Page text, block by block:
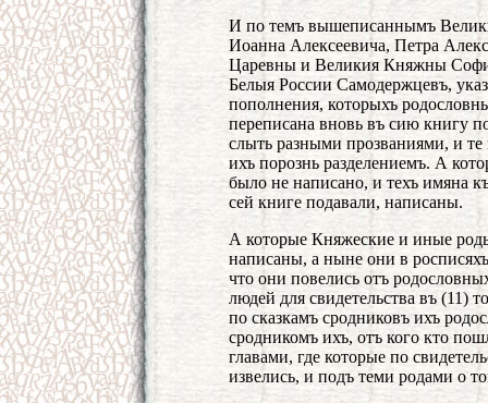
И по темъ вышеписаннымъ
Иоанна Алексеевича, Петра
Царевны и Великия Княжны
Белыя России Самодержцевъ,
пополнения, которыхъ
переписана вновь въ сию книгу
слыть разными прозваниями, и
ихъ порознь разделениемъ. А
было не написано, и техъ имяна
сей книге подавали, написаны.
А которые Княжеские и иные
написаны, а ныне они в
что они повелись отъ
людей для свидетельства въ (11)
по сказкамъ сродниковъ ихъ
сродникомъ ихъ, отъ кого кто
главами, где которые по
извелись, и подъ теми родами о